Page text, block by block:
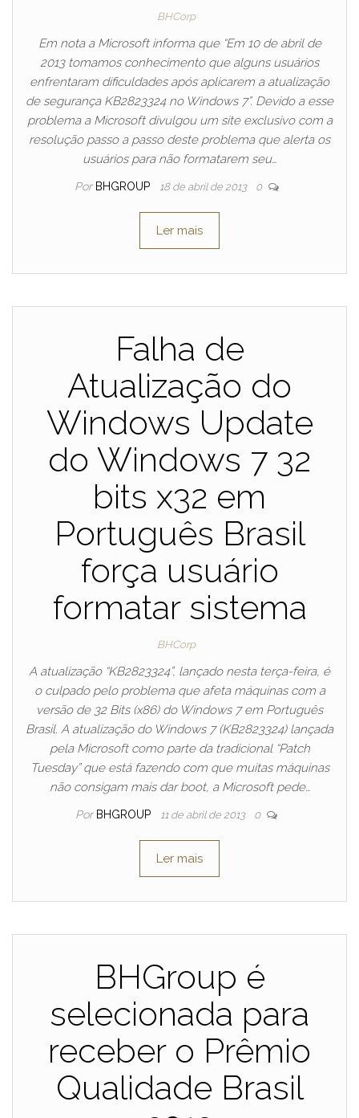
BHCorp
Em nota a Microsoft informa que “Em 10 de abril de
2013 tomamos conhecimento que alguns usuários
enfrentaram dificuldades após aplicarem a atualização
de segurança KB2823324 no Windows 7”. Devido a esse
problema a Microsoft divulgou um site exclusivo com a
resolução passo a passo deste problema que alerta os
usuários para não formatarem seu…
Por BHGROUP 18 de abril de 2013 0
Ler mais
Falha de
Atualização do
Windows Update
do Windows 7 32
bits x32 em
Português Brasil
força usuário
formatar sistema
BHCorp
A atualização “KB2823324”, lançado nesta terça-feira, é
o culpado pelo problema que afeta máquinas com a
versão de 32 Bits (x86) do Windows 7 em Português
Brasil. A atualização do Windows 7 (KB2823324) lançada
pela Microsoft como parte da tradicional “Patch
Tuesday” que está fazendo com que muitas máquinas
não consigam mais dar boot, a Microsoft pede…
Por BHGROUP 11 de abril de 2013 0
Ler mais
BHGroup é
selecionada para
receber o Prêmio
Qualidade Brasil